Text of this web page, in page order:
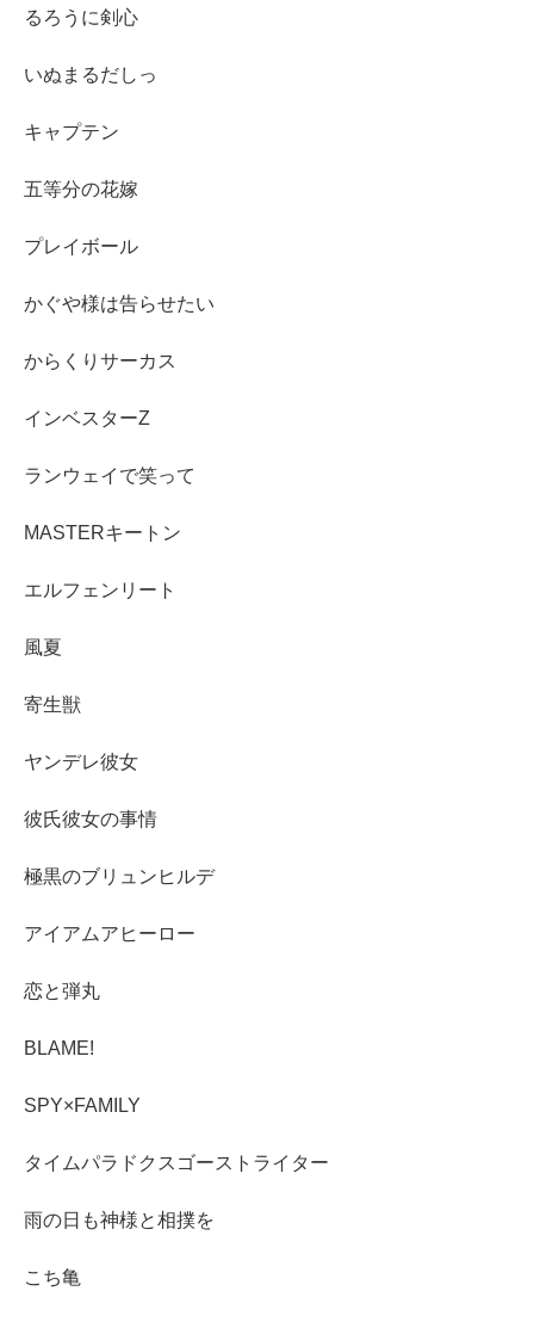
るろうに剣心
いぬまるだしっ
キャプテン
五等分の花嫁
プレイボール
かぐや様は告らせたい
からくりサーカス
インベスターZ
ランウェイで笑って
MASTERキートン
エルフェンリート
風夏
寄生獣
ヤンデレ彼女
彼氏彼女の事情
極黒のブリュンヒルデ
アイアムアヒーロー
恋と弾丸
BLAME!
SPY×FAMILY
タイムパラドクスゴーストライター
雨の日も神様と相撲を
こち亀